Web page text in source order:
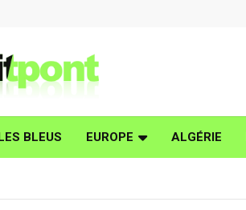
BLEUS EUROPE ALGÉRIE